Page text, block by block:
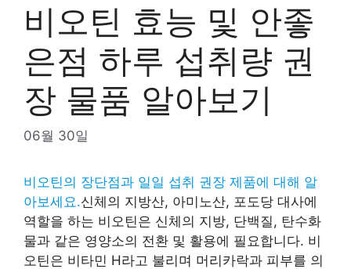
비오틴 효능 및 안좋
은점 하루 섭취량 권
장 물품 알아보기
06월 30일
비오틴의 장단점과 일일 섭취 권장 제품에 대해 알
아보세요.신체의 지방산, 아미노산, 포도당 대사에
역할을 하는 비오틴은 신체의 지방, 단백질, 탄수화
물과 같은 영양소의 전환 및 활용에 필요합니다. 비
오틴은 비타민 H라고 불리며 머리카락과 피부를 의